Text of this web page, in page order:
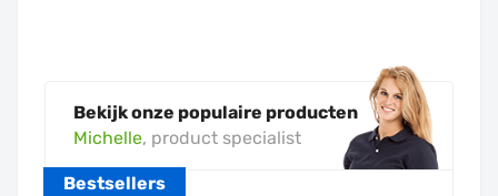
Bekijk onze populaire producten
Michelle, product specialist
Bestsellers